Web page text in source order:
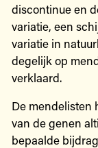
discontinue en
variatie, een
variatie in
degelijk op
verklaard.
De mendelisten
van de genen
bepaalde